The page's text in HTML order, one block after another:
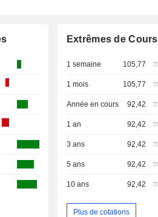
Extrêmes de Cours
1 semaine 105,77
1 mois 105,77
Année en cours 92,42
1 an 92,42
3 ans 92,42
5 ans 92,42
10 ans 92,42
Plus de cotations